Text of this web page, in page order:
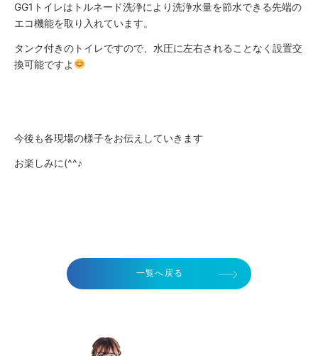
GG1トイレはトルネード洗浄により洗浄水量を節水できる先端の
エコ機能を取り入れています。
タンク付きのトイレですので、水圧に左右されることなく設置交
換可能ですよ
今後も各現場の様子をお伝えしていきます
お楽しみに(^^♪
一覧へ戻る